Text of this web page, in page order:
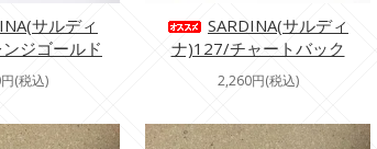
サルディ
ジゴールド
(税込)
SARDINA(サルディ
ナ)127/チャートバック
2,260円(税込)